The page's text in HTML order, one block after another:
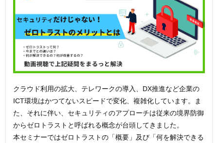
クラウド利用の拡大、テレワークの導入、DX推進など企業の
ICT環境はかつてないスピードで変化、複雑化しています。ま
た、それに伴い、セキュリティのアプローチは従来の境界防御
からゼロトラストと呼ばれる概念が台頭してきました。
本セミナーではゼロトラストの「概要」及び「何を解決できる